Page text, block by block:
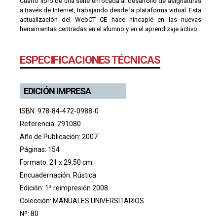
a través de Internet, trabajando desde la plataforma virtual. Esta
actualización del WebCT CE hace hincapié en las nuevas
herramientas centradas en el alumno y en el aprendizaje activo.
ESPECIFICACIONES TÉCNICAS
EDICIÓN IMPRESA
ISBN: 978-84-472-0988-0
Referencia: 291080
Año de Publicación: 2007
Páginas: 154
Formato: 21 x 29,50 cm
Encuadernación: Rústica
Edición: 1ª reimpresión 2008
Colección: MANUALES UNIVERSITARIOS
Nº: 80